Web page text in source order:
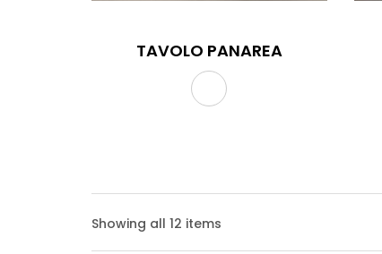
TAVOLO PANAREA
Showing all 12 items